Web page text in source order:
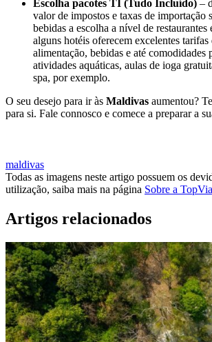
Escolha pacotes TI (Tudo Incluído) –
valor de impostos e taxas de importação
bebidas a escolha a nível de restaurantes
alguns hotéis oferecem excelentes
alimentação, bebidas e até comodidades
atividades aquáticas, aulas de ioga
spa, por exemplo.
O seu desejo para ir às Maldivas aumentou?
para si. Fale connosco e comece a preparar a
maldivas
Todas as imagens neste artigo possuem os
utilização, saiba mais na página Sobre a
Artigos relacionados